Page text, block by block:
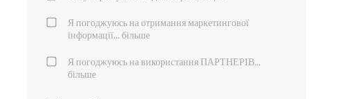
Я погоджуюсь на отримання маркетингової
інформації... більше
Я погоджуюсь на використання ПАРТНЕРІВ...
більше